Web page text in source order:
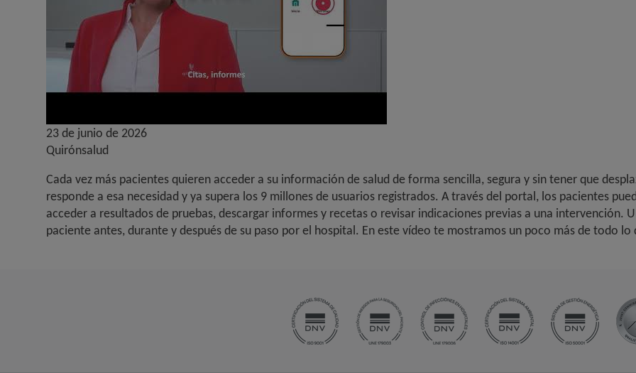
23 de junio de 2026
Quirónsalud
Cada vez más pacientes quieren acceder a su información de salud de forma sencilla, segura y sin tener que
responde a esa necesidad y ya supera los 9 millones de usuarios registrados. A través del portal, los pacientes
acceder a resultados de pruebas, descargar informes y recetas o revisar indicaciones previas a una intervención.
paciente antes, durante y después de su paso por el hospital. En este vídeo te mostramos un poco más de todo